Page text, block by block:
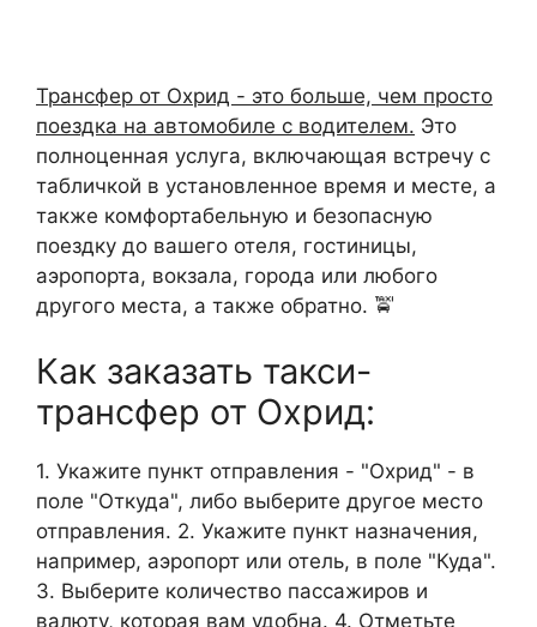
Трансфер от Охрид - это больше, чем просто
поездка на автомобиле с водителем. Это
полноценная услуга, включающая встречу с
табличкой в установленное время и месте, а
также комфортабельную и безопасную
поездку до вашего отеля, гостиницы,
аэропорта, вокзала, города или любого
другого места, а также обратно. 🚖
Как заказать такси-
трансфер от Охрид:
1. Укажите пункт отправления - "Охрид" - в
поле "Откуда", либо выберите другое место
отправления. 2. Укажите пункт назначения,
например, аэропорт или отель, в поле "Куда".
3. Выберите количество пассажиров и
валюту, которая вам удобна. 4. Отметьте